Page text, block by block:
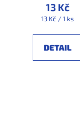
13 Kč
Měrná
13 Kč / 1 ks
DETAIL